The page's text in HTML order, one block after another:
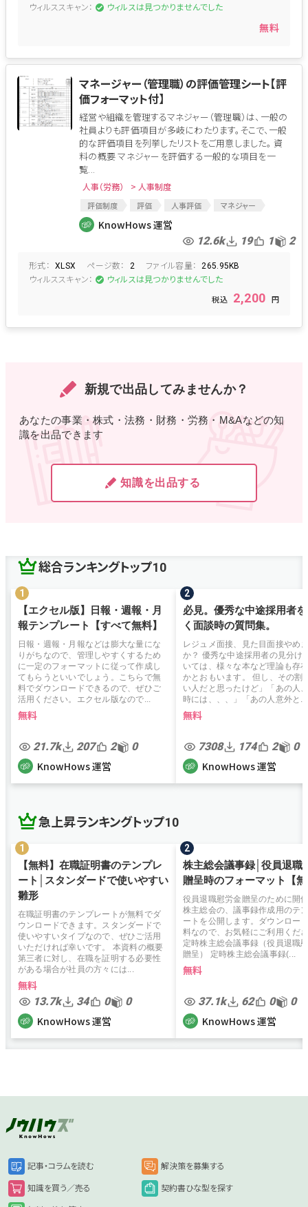
ウィルススキャン： ウィルスは見つかりませんでした
無料
マネージャー（管理職）の評価管理シート【評
価フォーマット付】
経営や組織を管理するマネジャー（管理職）は、一般の
社員よりも評価項目が多岐にわたります。そこで、一般
的な評価項目を列挙したリストをご用意しました。 資
料の概要 マネジャーを評価する一般的な項目を一
覧...
人事（労務） > 人事制度
評価制度 評価 人事評価
マネジャー
働き方改革
やりがい
マネジメント
KnowHows 運営
12.6k 19 1 2
形式： XLSX ページ数： 2 ファイル容量： 265.95KB
ウィルススキャン： ウィルスは見つかりませんでした
2,200
新規で出品してみませんか？
あなたの事業・株式・法務・財務・労務・M&Aなどの知
識を出品できます
知識を出品する
総合ランキングトップ10
【エクセル版】日報・週報・月
報テンプレート【すべて無料】
日報・週報・月報などは膨大な量にな
りがちなので、管理しやすくするため
に一定のフォーマットに従って作成し
てもらうといいでしょう。こちらで無
料でダウンロードできるので、ぜひご
活用ください。エクセル版なので...
無料
21.7k 207 2 0
KnowHows 運営
必見。優秀な中途採用者
く面談時の質問集。
レジュメ面接、見た目面接やめ
か？ 優秀な中途採用者の見分け
いては、様々な本など理論も存
かとおもいます。 但し、その割
い人だと思ったけど」「あの人
時には、、、」「あの人意外と...
無料
7308 174 2 0
KnowHows 運営
急上昇ランキングトップ10
【無料】在職証明書のテンプレ
ート│スタンダードで使いやすい
雛形
在職証明書のテンプレートが無料でダ
ウンロードできます。スタンダードで
使いやすいタイプなので、ぜひご活用
いただければ幸いです。 本資料の概要
第三者に対し、在職を証明する必要性
がある場合が社員の方々には...
無料
13.7k 34 0 0
KnowHows 運営
株主総会議事録│役員退職
贈呈時のフォーマット【
役員退職慰労金贈呈のために開
株主総会の、議事録作成用のテ
ートを公開します。ダウンロー
料なので、お気軽にご利用くだ
定時株主総会議事録（役員退職
贈呈） 定時株主総会議事録(...
無料
37.1k 62 0 0
KnowHows 運営
記事・コラムを読む 解決策を募集する
知識を買う／売る 契約書ひな型を探す